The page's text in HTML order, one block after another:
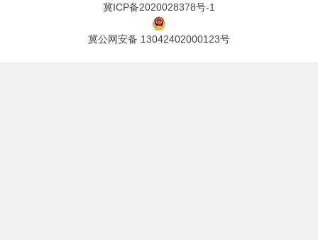
冀ICP备2020028378号-1
冀公网安备 13042402000123号